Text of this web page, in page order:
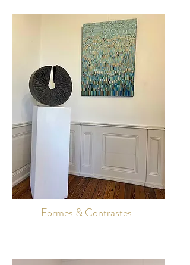
Formes & Contrastes